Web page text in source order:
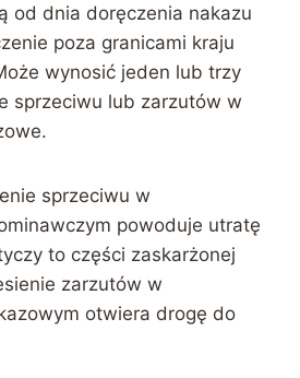
od dnia doręczenia nakazu
poza granicami kraju
wynosić jeden lub trzy
sprzeciwu lub zarzutów w
sprzeciwu w
powoduje utratę
to części zaskarżonej
zarzutów w
otwiera drogę do